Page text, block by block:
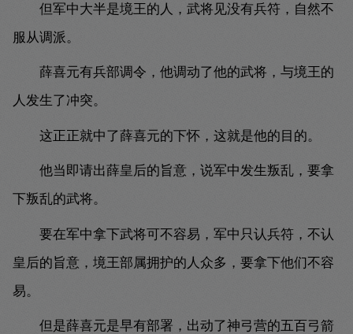
但军中大半是境王的人，武将见没有兵符，自然不
服从调派。
薛喜元有兵部调令，他调动了他的武将，与境王的
人发生了冲突。
这正正就中了薛喜元的下怀，这就是他的目的。
他当即请出薛皇后的旨意，说军中发生叛乱，要拿
下叛乱的武将。
要在军中拿下武将可不容易，军中只认兵符，不认
皇后的旨意，境王部属拥护的人众多，要拿下他们不容
易。
但是薛喜元是早有部署，出动了神弓营的五百弓箭